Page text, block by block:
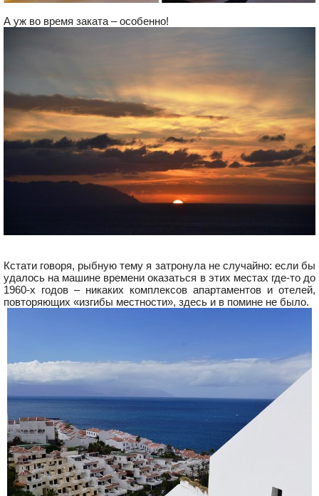
А уж во время заката – особенно!
Кстати говоря, рыбную тему я затронула не случайно: если бы
удалось на машине времени оказаться в этих местах где-то до
1960-х годов – никаких комплексов апартаментов и отелей,
повторяющих «изгибы местности», здесь и в помине не было.